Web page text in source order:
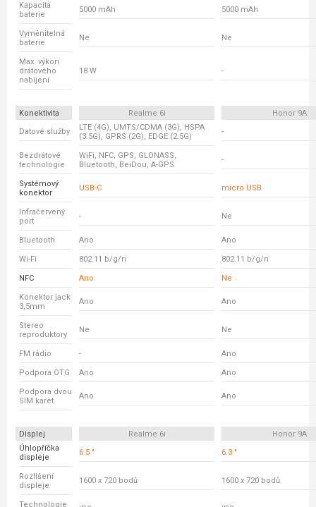
Kapacita
baterie
5000 mAh 5000 mAh
Vyměnitelná
baterie
Ne Ne
Max. výkon
drátového
nabíjení
18 W -
Konektivita Realme 6i
Honor 9A
Datové služby
LTE (4G), UMTS/CDMA (3G), HSPA
(3.5G), GPRS (2G), EDGE (2.5G)
-
Bezdrátové
technologie
WiFi, NFC, GPS, GLONASS,
Bluetooth, BeiDou, A-GPS
-
Systémový
konektor
USB-C micro USB
Infračervený
port
- Ne
Bluetooth Ano Ano
Wi-Fi 802.11 b/g/n 802.11 b/g/n
NFC Ano Ne
Konektor jack
3,5mm
Ano Ano
Stereo
reproduktory
Ne Ne
FM rádio - Ano
Podpora OTG Ano Ano
Podpora dvou
SIM karet
Ano Ano
Displej Realme 6i
Honor 9A
Úhlopříčka
displeje
6.5 " 6.3 "
Rozlišení
displeje
1600 x 720 bodů 1600 x 720 bodů
Technologie